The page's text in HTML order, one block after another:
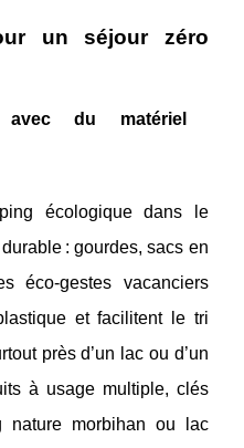
un séjour zéro
du matériel
écologique dans le
: gourdes, sacs en
éco-gestes vacanciers
et facilitent le tri
près d’un lac ou d’un
à usage multiple, clés
nature morbihan ou lac